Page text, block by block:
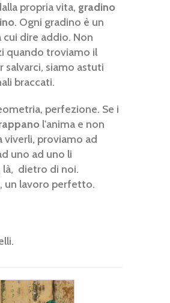
ITALIANO ( ІТАЛІЙСЬКИЙ СМАК )
propria vita, gradino
. Ogni gradino è un
cui dire addio. Non
quando troviamo il
salvarci, siamo astuti
braccati.
perfezione. Se i
l'anima e non
viverli, proviamo ad
uno ad uno li
là, dietro di noi.
un lavoro perfetto.